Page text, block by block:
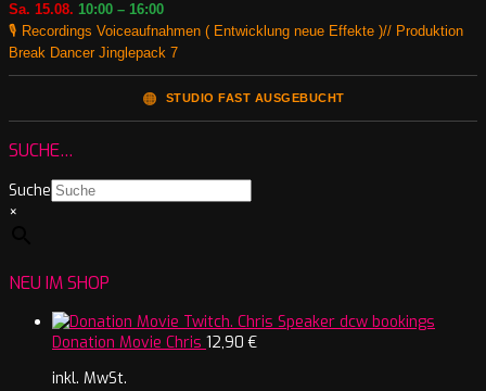
Sa. 15.08. 10:00 – 16:00
🎙️ Recordings Voiceaufnahmen ( Entwicklung neue Effekte )// Produktion
Break Dancer Jinglepack 7
🟠 STUDIO FAST AUSGEBUCHT
SUCHE…
Suche
×
NEU IM SHOP
Donation Movie Chris 12,90 €
inkl. MwSt.